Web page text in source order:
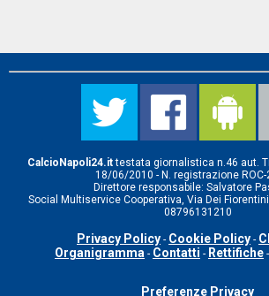
CalcioNapoli24.ittestata giornalistica n.46 aut.
18/06/2010 - N. registrazione ROC-
Direttore responsabile: Salvatore
Social Multiservice Cooperativa, Via Dei Fiorentini
08796131210
Privacy Policy - Cookie Policy -
Organigramma - Contatti - Rettifiche -
Preferenze Privacy